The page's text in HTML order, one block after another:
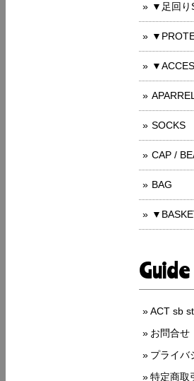
▼足回り
APARREL
SOCKS
CAP /
BAG
Guide
ACT sb
お問合せ
プライバ
特定商取